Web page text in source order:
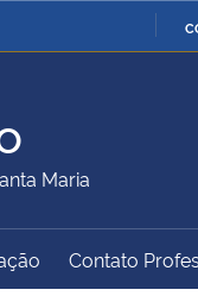
Ministério da Defesa
Ministério do
Maria
Contato